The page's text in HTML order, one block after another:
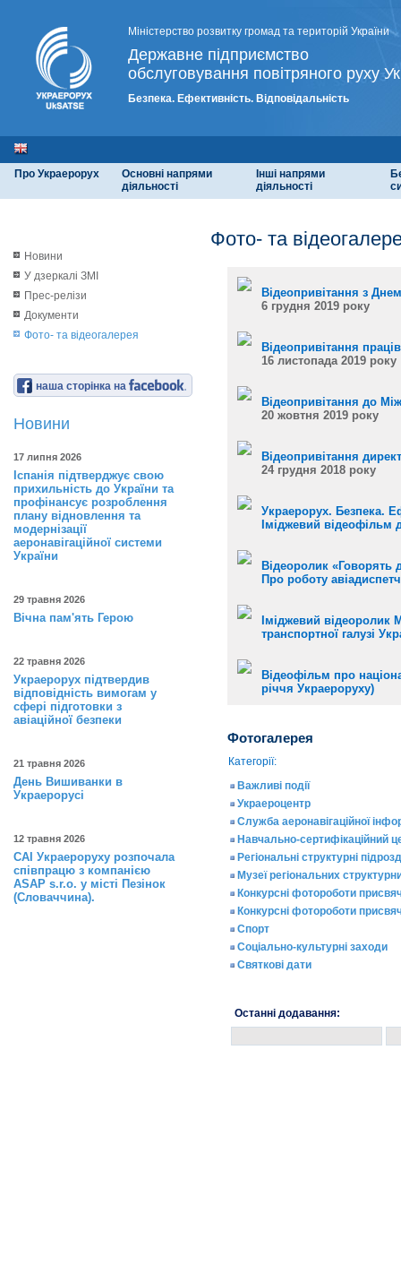
Міністерство розвитку громад та територій України
Державне підприємство
обслуговування повітряного руху
Безпека. Ефективність. Відповідальність
Про Украерорух
Основні напрями
діяльності
Інші напрями
діяльності
Новини
У дзеркалі ЗМІ
Прес-релізи
Документи
Фото- та відеогалерея
наша сторінка на
Новини
17 липня 2026
Іспанія підтверджує свою
прихильність до України та
профінансує розроблення
плану відновлення та
модернізації
аеронавігаційної системи
України
29 травня 2026
Вічна пам'ять Герою
22 травня 2026
Украерорух підтвердив
відповідність вимогам у
сфері підготовки з
авіаційної безпеки
21 травня 2026
День Вишиванки в
Украерорусі
12 травня 2026
САІ Украероруху розпочала
співпрацю з компанією
ASAP s.r.o. у місті Пезінок
(Словаччина).
Фото- та
Відеопривітання з
6 грудня 2019 року
Відеопривітання
16 листопада 2019 року
Відеопривітання до
20 жовтня 2019 року
Відеопривітання
24 грудня 2018 року
Украерорух. Безпека.
Іміджевий відеофільм
Відеоролик «Говорять
Про роботу
Іміджевий відеоролик
транспортної галузі
Відеофільм про
річчя Украероруху)
Фотогалерея
Категорії:
Важливі події
Украероцентр
Служба аеронавігаційної
Навчально-сертифікаційний
Регіональні структурні
Музеї регіональних
Конкурсні фотороботи
Конкурсні фотороботи
Спорт
Соціально-культурні заходи
Святкові дати
Останні додавання: